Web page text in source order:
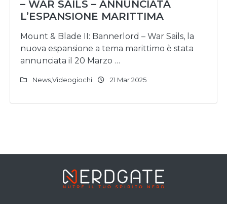
– WAR SAILS – ANNUNCIATA
L’ESPANSIONE MARITTIMA
Mount & Blade II: Bannerlord – War Sails, la
nuova espansione a tema marittimo è stata
annunciata il 20 Marzo …
NewsVideogiochi 21 Mar 2025